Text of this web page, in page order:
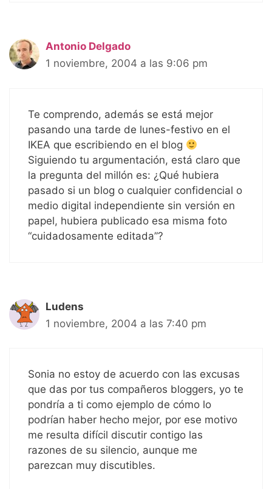
Antonio Delgado
1 noviembre, 2004 a las 9:06 pm
Te comprendo, además se está mejor
pasando una tarde de lunes-festivo en el
IKEA que escribiendo en el blog
Siguiendo tu argumentación, está claro que
la pregunta del millón es: ¿Qué hubiera
pasado si un blog o cualquier confidencial o
medio digital independiente sin versión en
papel, hubiera publicado esa misma foto
“cuidadosamente editada”?
Ludens
1 noviembre, 2004 a las 7:40 pm
Sonia no estoy de acuerdo con las excusas
que das por tus compañeros bloggers, yo te
pondría a ti como ejemplo de cómo lo
podrían haber hecho mejor, por ese motivo
me resulta difícil discutir contigo las
razones de su silencio, aunque me
parezcan muy discutibles.